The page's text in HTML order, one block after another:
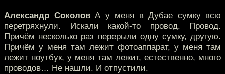
Александр СоколовА у меня в Дубае сумку всю
перетряхнули. Искали какой-то провод. Провод.
Причём несколько раз перерыли одну сумку, другую.
Причём у меня там лежит фотоаппарат, у меня там
лежит ноутбук, у меня там лежит, естественно, много
проводов… Не нашли. И отпустили.